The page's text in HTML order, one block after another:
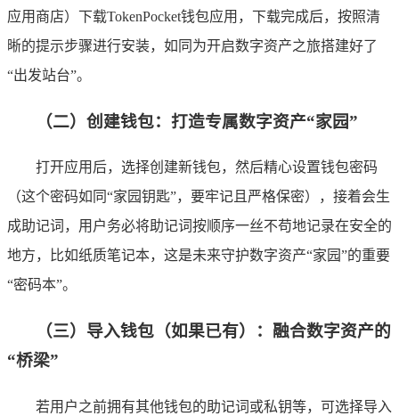
应用商店）下载TokenPocket钱包应用，下载完成后，按照清
晰的提示步骤进行安装，如同为开启数字资产之旅搭建好了
“出发站台”。
（二）创建钱包：打造专属数字资产“家园”
打开应用后，选择创建新钱包，然后精心设置钱包密码
（这个密码如同“家园钥匙”，要牢记且严格保密），接着会生
成助记词，用户务必将助记词按顺序一丝不苟地记录在安全的
地方，比如纸质笔记本，这是未来守护数字资产“家园”的重要
“密码本”。
（三）导入钱包（如果已有）：融合数字资产的
“桥梁”
若用户之前拥有其他钱包的助记词或私钥等，可选择导入